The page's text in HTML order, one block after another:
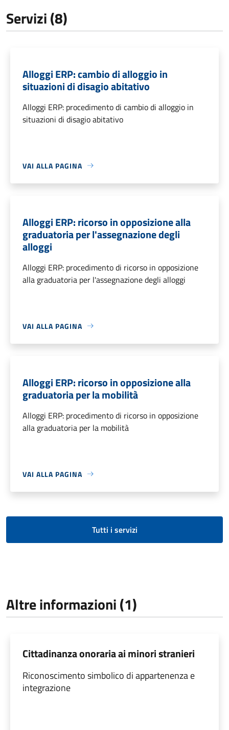
Servizi (8)
Alloggi ERP: cambio di alloggio in
situazioni di disagio abitativo
Alloggi ERP: procedimento di cambio di alloggio in
situazioni di disagio abitativo
VAI ALLA PAGINA
Alloggi ERP: ricorso in opposizione alla
graduatoria per l'assegnazione degli
alloggi
Alloggi ERP: procedimento di ricorso in opposizione
alla graduatoria per l'assegnazione degli alloggi
VAI ALLA PAGINA
Alloggi ERP: ricorso in opposizione alla
graduatoria per la mobilità
Alloggi ERP: procedimento di ricorso in opposizione
alla graduatoria per la mobilità
VAI ALLA PAGINA
Tutti i servizi
Altre informazioni (1)
Cittadinanza onoraria ai minori stranieri
Riconoscimento simbolico di appartenenza e
integrazione